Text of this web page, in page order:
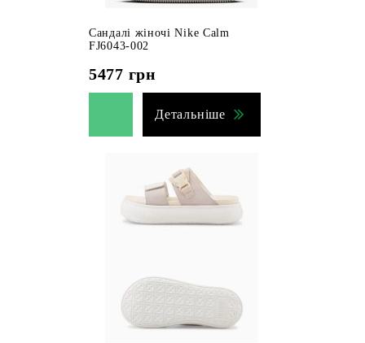
Сандалі жіночі Nike Calm
FJ6043-002
5477 грн
Детальніше